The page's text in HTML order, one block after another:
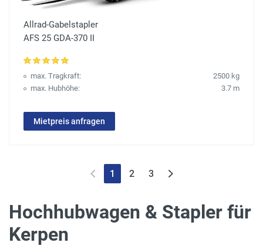
Allrad-Gabelstapler
AFS 25 GDA-370 II
max. Tragkraft:
2500 kg
max. Hubhöhe:
3.7 m
Mietpreis anfragen
1 2 3
Hochhubwagen & Stapler für
Kerpen